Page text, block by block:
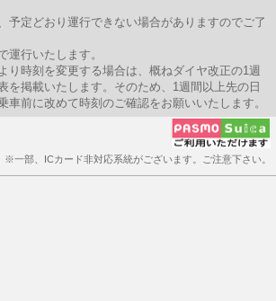
定どおり運行できない場合がありますのでご了
行いたします。
り時刻を変更する場合は、概ねダイヤ改正の1週
を掲載いたします。そのため、1週間以上先の日
車前に改めて時刻のご確認をお願いいたします。
※一部、ICカード非対応系統がございます。ご注意下さい。